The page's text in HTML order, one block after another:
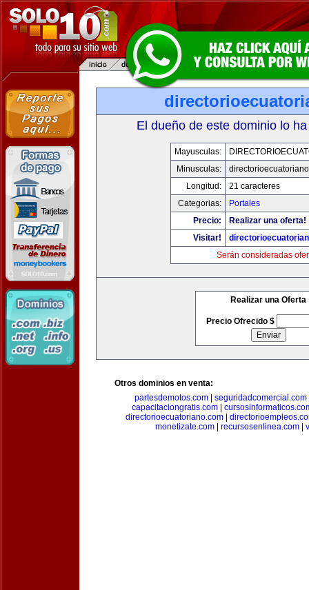
El dueño de este dominio lo
Mayusculas:
Minusculas:
Longitud:
21 caracteres
Categorias:
Portales
Precio:
Realizar una oferta!
Visitar!
Serán consideradas
Realizar una Oferta
Precio Ofrecido $
Otros dominios en venta:
partesdemotos.com| seguridadcomercial.com
capacitaciongratis.com|
directorioecuatoriano.com
monetizate.com
recursosenlinea.com